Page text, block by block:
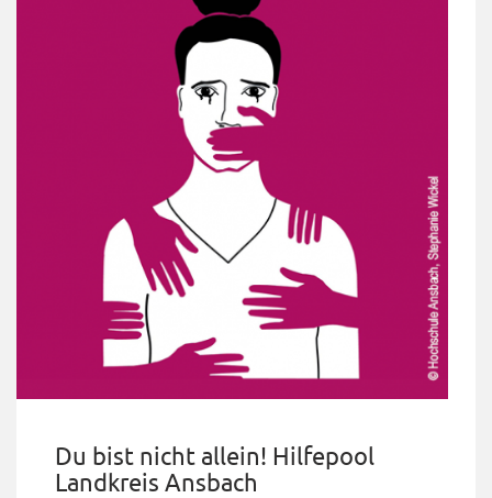
Du bist nicht allein! Hilfepool
Landkreis Ansbach